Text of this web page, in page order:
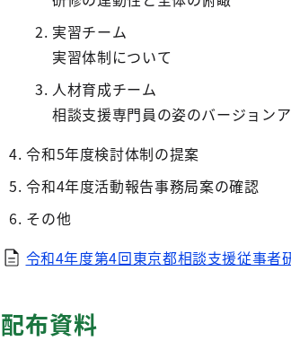
実習チーム
実習体制について
人材育成チーム
相談支援専門員の姿のバージョン
令和5年度検討体制の提案
令和4年度活動報告事務局案の確認
その他
令和4年度第4回東京都相談支援従事者
配布資料